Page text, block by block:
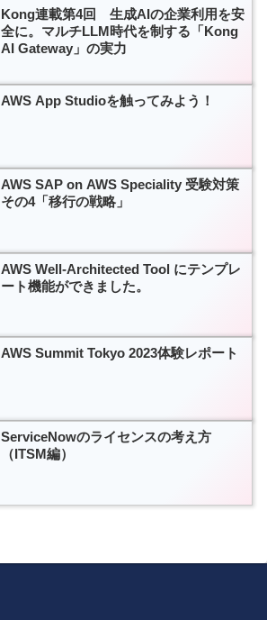
Kong連載第4回 生成AIの企業利用を安
全に。マルチLLM時代を制する「Kong
AI Gateway」の実力
AWS App Studioを触ってみよう！
AWS SAP on AWS Speciality 受験対策
その4「移行の戦略」
AWS Well-Architected Tool にテンプレ
ート機能ができました。
AWS Summit Tokyo 2023体験レポート
ServiceNowのライセンスの考え方
（ITSM編）